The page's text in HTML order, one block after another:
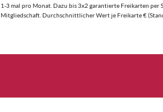
1-3 mal pro Monat. Dazu bis 3x2 garantierte Freikarten per
Mitgliedschaft. Durchschnittlicher Wert je Freikarte €